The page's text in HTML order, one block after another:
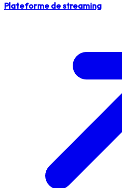
Plateforme de streaming